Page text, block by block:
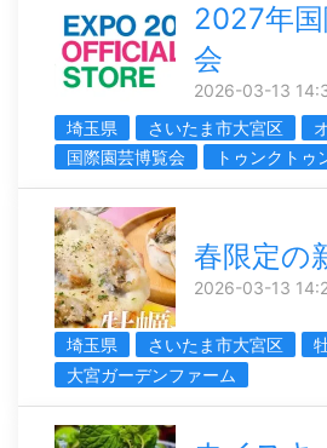
2027年
会
2026-03-13
埼玉県
さいたま市大宮区
国際園芸博覧会
トゥンクトゥ
春限定の
2026-03-13
埼玉県 さいたま市大宮区
大宮ガーデンファーム